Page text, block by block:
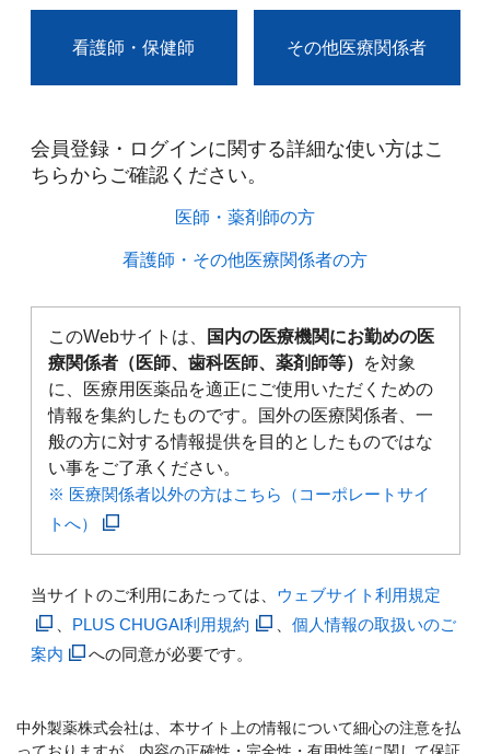
看護師・保健師 その他医療関係者
会員登録・ログインに関する詳細な使い方はこ
ちらからご確認ください。​
医師・薬剤師の方​
看護師・その他医療関係者の方​
このWebサイトは、
国内の医療機関にお勤めの医
療関係者（医師、歯科医師、薬剤師等）
を対象
に、医療用医薬品を適正にご使用いただくための
情報を集約したものです。国外の医療関係者、一
般の方に対する情報提供を目的としたものではな
い事をご了承ください。
※ 医療関係者以外の方はこちら（コーポレートサイ
トへ）
当サイトのご利用にあたっては、 ウェブサイト利用規定
PLUS CHUGAI利用規約
個人情報の取扱いのご
案内
への同意が必要です。
中外製薬株式会社は、本サイト上の情報について細心の注意を払
っておりますが、内容の正確性・完全性・有用性等に関して保証